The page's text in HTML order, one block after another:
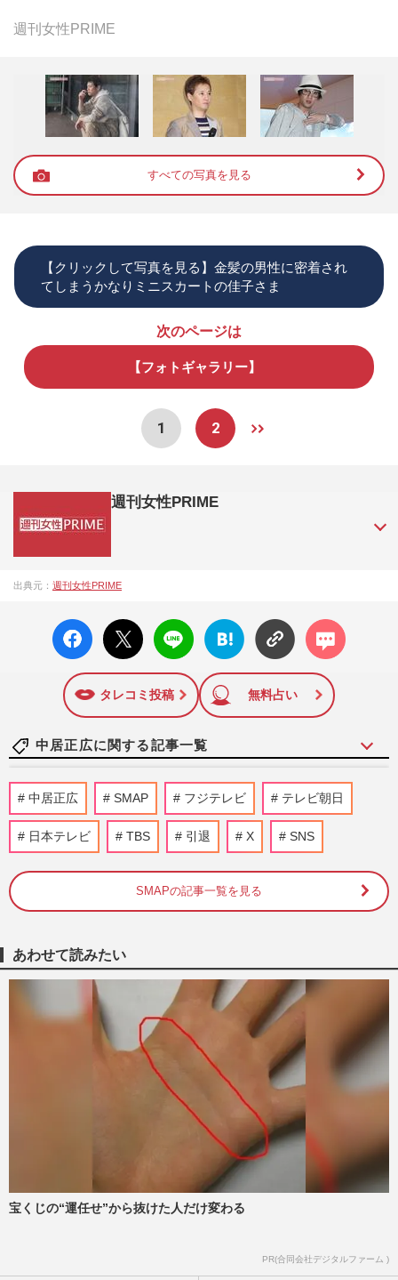
週刊女性PRIME
すべての写真を見る
【クリックして写真を見る】金髪の男性に密着され
てしまうかなりミニスカートの佳子さま
次のページは
【フォトギャラリー】
1 2
週刊女性PRIME
成27年）1月に開設された主婦と生活社が運営する日本のニュ
陣の執筆記事を配信するほか、女性週刊誌『週刊女性』の誌
面に掲載された記事から、インターネット利用者層にとって
特に関心の高い題材の記事を、WEB向けにリライトして配信
しています！
出典元： 週刊女性PRIME
facebo
ok い
X ポス
ト
LINE
はてな
ブック
に追加
コメン
ト
タレコミ投稿 無料占い
中居正広に関する記事一覧
滝沢秀明氏「男手が必要」熊本地震の復興
支援を表明、中居正広もボランティア計画
で浮かび上がる“合流”の…
NHK職員への性加害で“出禁”食らった〈5
年前の番組出演者〉特定が進むも、ネット
週刊女性PRIME
元SMAP中居正広「ドームで見たい」嵐ラ
スト公演“参戦”熱望で下した決断、現地に
は豪華すぎる「招待ジャニ…
週刊女性PRIME 2026/6/9
スピードワゴン小沢一敬の復帰で心変わり
か、元SMAP中居正広が引退・廃業を決め
た『のんびりなかい』を“残…
週刊女性2026年4月28日・5月5日号 2026/4/16
フジテレビの新ドラマ『夫婦別姓刑事』の
中居正広 SMAP フジテレビ テレビ朝日
日本テレビ TBS 引退 X SNS
SMAPの記事一覧を見る
あわせて読みたい
宝くじの“運任せ”から抜けた人だけ変わる
PR(合同会社デジタルファーム )